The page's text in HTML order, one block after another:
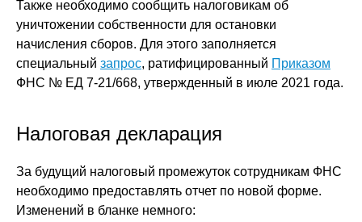
Также необходимо сообщить налоговикам об
уничтожении собственности для остановки
начисления сборов. Для этого заполняется
специальный запрос, ратифицированный Приказом
ФНС № ЕД 7-21/668, утвержденный в июле 2021 года.
Налоговая декларация
За будущий налоговый промежуток сотрудникам ФНС
необходимо предоставлять отчет по новой форме.
Изменений в бланке немного: